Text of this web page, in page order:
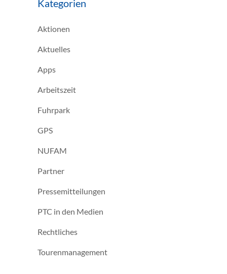
Kategorien
Aktionen
Aktuelles
Apps
Arbeitszeit
Fuhrpark
GPS
NUFAM
Partner
Pressemitteilungen
PTC in den Medien
Rechtliches
Tourenmanagement